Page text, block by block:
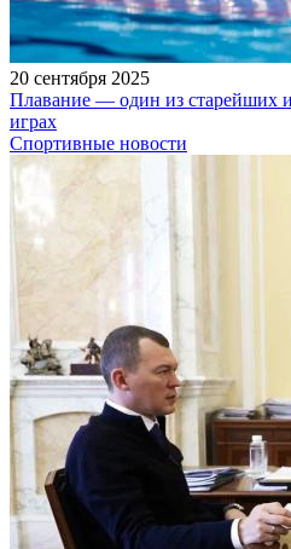
20 сентября 2025
Плавание — один из старейших
играх
Спортивные новости